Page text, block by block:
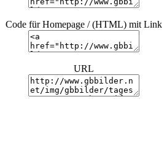
Code für Homepage / (HTML) mit Link
URL